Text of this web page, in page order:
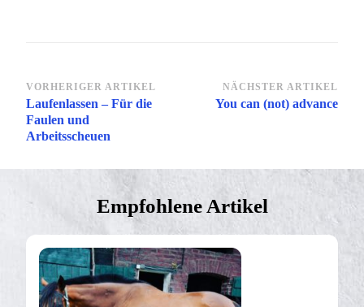
Beitragsnavigation
VORHERIGER ARTIKEL
Laufenlassen – Für die
Faulen und
Arbeitsscheuen
NÄCHSTER ARTIKEL
You can (not) advance
Empfohlene Artikel